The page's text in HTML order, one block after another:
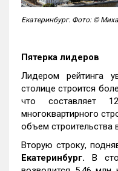
Екатеринбург. Фото: ©
Пятерка лидеров
Лидером рейтинга
столице строится
что составляет
многоквартирного
объем строительства
Вторую строку,
Екатеринбург. В